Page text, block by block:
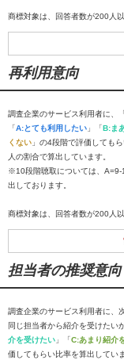
商標対象は、回答者数が200人以
再利用意向
調査企業のサービス利用者に、
「A:とても利用したい 」「B:ま
くない 」の4段階で評価しても
人の割合で算出しています。
※10段階聴取については、A=9-
出しております。
商標対象は、回答者数が200人以
担当者の推奨意向
調査企業のサービス利用者に、
同じ担当者から紹介を受けたい
介を受けたい 」「C:あまり紹介
価してもらい比率を算出していま